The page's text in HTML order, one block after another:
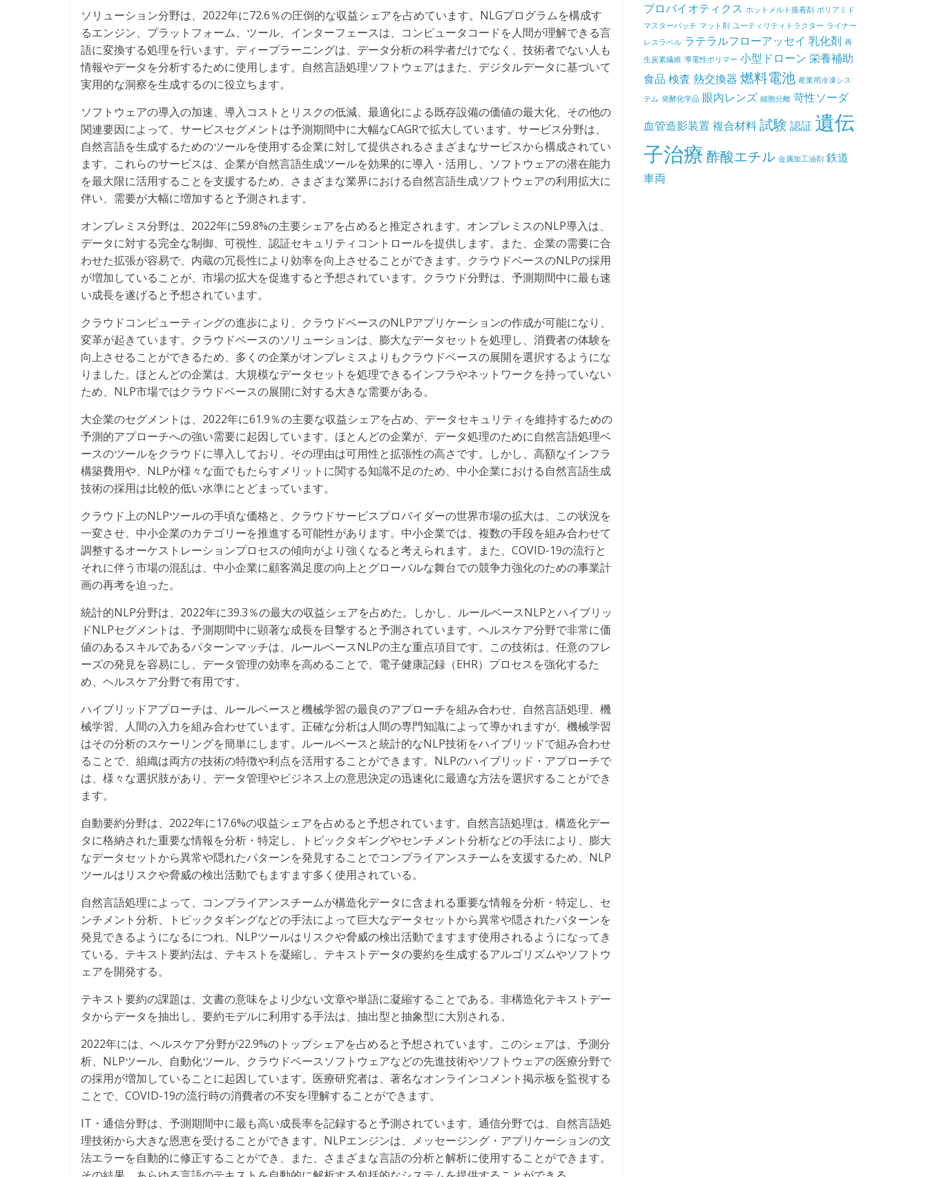
ソリューション分野は、2022年に72.6％の圧倒的な収益シェアを占めています。NLGプログラムを構成す
るエンジン、プラットフォーム、ツール、インターフェースは、コンピュータコードを人間が理解できる言
語に変換する処理を行います。ディープラーニングは、データ分析の科学者だけでなく、技術者でない人も
情報やデータを分析するために使用します。自然言語処理ソフトウェアはまた、デジタルデータに基づいて
実用的な洞察を生成するのに役立ちます。
ソフトウェアの導入の加速、導入コストとリスクの低減、最適化による既存設備の価値の最大化、その他の
関連要因によって、サービスセグメントは予測期間中に大幅なCAGRで拡大しています。サービス分野は、
自然言語を生成するためのツールを使用する企業に対して提供されるさまざまなサービスから構成されてい
ます。これらのサービスは、企業が自然言語生成ツールを効果的に導入・活用し、ソフトウェアの潜在能力
を最大限に活用することを支援するため、さまざまな業界における自然言語生成ソフトウェアの利用拡大に
伴い、需要が大幅に増加すると予測されます。
オンプレミス分野は、2022年に59.8%の主要シェアを占めると推定されます。オンプレミスのNLP導入は、
データに対する完全な制御、可視性、認証セキュリティコントロールを提供します。また、企業の需要に合
わせた拡張が容易で、内蔵の冗長性により効率を向上させることができます。クラウドベースのNLPの採用
が増加していることが、市場の拡大を促進すると予想されています。クラウド分野は、予測期間中に最も速
い成長を遂げると予想されています。
クラウドコンピューティングの進歩により、クラウドベースのNLPアプリケーションの作成が可能になり、
変革が起きています。クラウドベースのソリューションは、膨大なデータセットを処理し、消費者の体験を
向上させることができるため、多くの企業がオンプレミスよりもクラウドベースの展開を選択するようにな
りました。ほとんどの企業は、大規模なデータセットを処理できるインフラやネットワークを持っていない
ため、NLP市場ではクラウドベースの展開に対する大きな需要がある。
大企業のセグメントは、2022年に61.9％の主要な収益シェアを占め、データセキュリティを維持するための
予測的アプローチへの強い需要に起因しています。ほとんどの企業が、データ処理のために自然言語処理ベ
ースのツールをクラウドに導入しており、その理由は可用性と拡張性の高さです。しかし、高額なインフラ
構築費用や、NLPが様々な面でもたらすメリットに関する知識不足のため、中小企業における自然言語生成
技術の採用は比較的低い水準にとどまっています。
クラウド上のNLPツールの手頃な価格と、クラウドサービスプロバイダーの世界市場の拡大は、この状況を
一変させ、中小企業のカテゴリーを推進する可能性があります。中小企業では、複数の手段を組み合わせて
調整するオーケストレーションプロセスの傾向がより強くなると考えられます。また、COVID-19の流行と
それに伴う市場の混乱は、中小企業に顧客満足度の向上とグローバルな舞台での競争力強化のための事業計
画の再考を迫った。
統計的NLP分野は、2022年に39.3％の最大の収益シェアを占めた。しかし、ルールベースNLPとハイブリッ
ドNLPセグメントは、予測期間中に顕著な成長を目撃すると予測されています。ヘルスケア分野で非常に価
値のあるスキルであるパターンマッチは、ルールベースNLPの主な重点項目です。この技術は、任意のフレ
ーズの発見を容易にし、データ管理の効率を高めることで、電子健康記録（EHR）プロセスを強化するた
め、ヘルスケア分野で有用です。
ハイブリッドアプローチは、ルールベースと機械学習の最良のアプローチを組み合わせ、自然言語処理、機
械学習、人間の入力を組み合わせています。正確な分析は人間の専門知識によって導かれますが、機械学習
はその分析のスケーリングを簡単にします。ルールベースと統計的なNLP技術をハイブリッドで組み合わせ
ることで、組織は両方の技術の特徴や利点を活用することができます。NLPのハイブリッド・アプローチで
は、様々な選択肢があり、データ管理やビジネス上の意思決定の迅速化に最適な方法を選択することができ
ます。
自動要約分野は、2022年に17.6%の収益シェアを占めると予想されています。自然言語処理は、構造化デー
タに格納された重要な情報を分析・特定し、トピックタギングやセンチメント分析などの手法により、膨大
なデータセットから異常や隠れたパターンを発見することでコンプライアンスチームを支援するため、NLP
ツールはリスクや脅威の検出活動でもますます多く使用されている。
自然言語処理によって、コンプライアンスチームが構造化データに含まれる重要な情報を分析・特定し、セ
ンチメント分析、トピックタギングなどの手法によって巨大なデータセットから異常や隠されたパターンを
発見できるようになるにつれ、NLPツールはリスクや脅威の検出活動でますます使用されるようになってき
ている。テキスト要約法は、テキストを凝縮し、テキストデータの要約を生成するアルゴリズムやソフトウ
ェアを開発する。
テキスト要約の課題は、文書の意味をより少ない文章や単語に凝縮することである。非構造化テキストデー
タからデータを抽出し、要約モデルに利用する手法は、抽出型と抽象型に大別される。
2022年には、ヘルスケア分野が22.9%のトップシェアを占めると予想されています。このシェアは、予測分
析、NLPツール、自動化ツール、クラウドベースソフトウェアなどの先進技術やソフトウェアの医療分野で
の採用が増加していることに起因しています。医療研究者は、著名なオンラインコメント掲示板を監視する
ことで、COVID-19の流行時の消費者の不安を理解することができます。
IT・通信分野は、予測期間中に最も高い成長率を記録すると予測されています。通信分野では、自然言語処
理技術から大きな恩恵を受けることができます。NLPエンジンは、メッセージング・アプリケーションの文
法エラーを自動的に修正することができ、また、さまざまな言語の分析と解析に使用することができます。
プロバイオティクス ホットメルト接着剤 ポリアミド
マスターバッチ マット剤 ユーティリティトラクター ライナー
レスラベル ラテラルフローアッセイ 乳化剤 再
生炭素繊維 導電性ポリマー 小型ドローン 栄養補助
食品 検査 熱交換器 燃料電池 産業用冷凍シス
テム 発酵化学品 眼内レンズ 細胞分離 苛性ソーダ
血管造影装置 複合材料試験 認証 遺伝
子治療 酢酸エチル 金属加工油剤 鉄道
車両